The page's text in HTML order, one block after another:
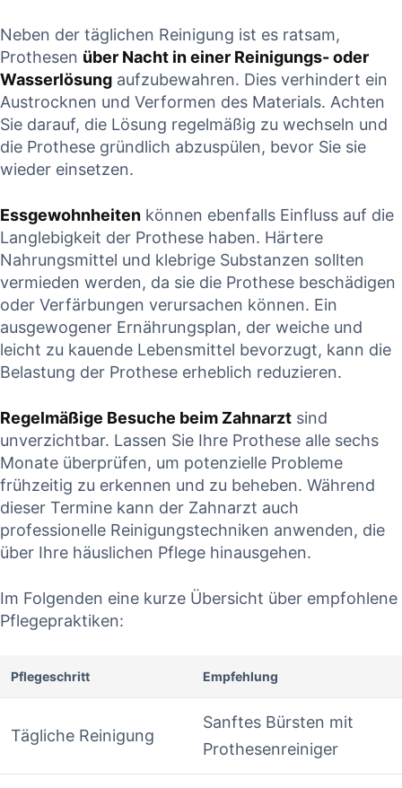
Neben der täglichen Reinigung ist es ratsam,
Prothesen über Nacht ⁣in einer Reinigungs-‌ oder
Wasserlösung aufzubewahren. Dies ⁣verhindert ein
Austrocknen und⁤ Verformen des‍ Materials. Achten
Sie darauf, die Lösung regelmäßig zu wechseln ‍und
‍die⁢ Prothese gründlich abzuspülen, bevor Sie sie⁢
wieder einsetzen.
Essgewohnheiten ⁣können ebenfalls ‌Einfluss⁣ auf die
Langlebigkeit⁢ der Prothese haben. Härtere
Nahrungsmittel und klebrige Substanzen sollten⁣
vermieden ⁤werden, ⁢da sie die Prothese beschädigen
oder Verfärbungen verursachen können.‌ Ein
ausgewogener Ernährungsplan, der weiche und⁢
leicht⁢ zu​ kauende Lebensmittel bevorzugt, kann die⁢
Belastung der Prothese erheblich reduzieren.
Regelmäßige ‌Besuche beim ​Zahnarzt sind
⁣unverzichtbar. Lassen Sie Ihre Prothese ​alle sechs
Monate überprüfen, um potenzielle Probleme
frühzeitig‍ zu⁢ erkennen ​und zu beheben. Während
dieser Termine‌ kann⁣ der Zahnarzt auch
professionelle⁤ Reinigungstechniken anwenden, ⁢die
über Ihre häuslichen Pflege hinausgehen.
Im Folgenden eine kurze Übersicht über empfohlene
Pflegepraktiken:
Pflegeschritt Empfehlung
Tägliche Reinigung
Sanftes Bürsten​ mit
Prothesenreiniger